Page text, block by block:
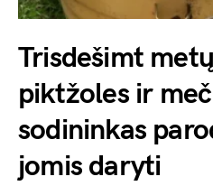
Trisdešimt
piktžoles ir
sodininkas
jomis daryti